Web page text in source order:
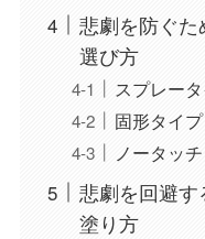
悲劇を防ぐ
選び方
スプレー
固形タイプ
ノータッ
悲劇を回避
塗り方